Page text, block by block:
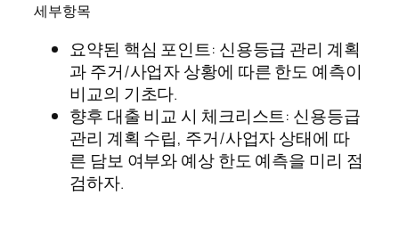
세부항목
요약된 핵심 포인트: 신용등급 관리 계획
과 주거/사업자 상황에 따른 한도 예측이
비교의 기초다.
향후 대출 비교 시 체크리스트: 신용등급
관리 계획 수립, 주거/사업자 상태에 따
른 담보 여부와 예상 한도 예측을 미리 점
검하자.